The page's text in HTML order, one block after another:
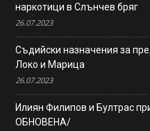
наркотици в Слънчев бряг
26.07.2023
Съдийски назначения за
Локо и Марица
26.07.2023
Илиян Филипов и Бултрас
ОБНОВЕНА/